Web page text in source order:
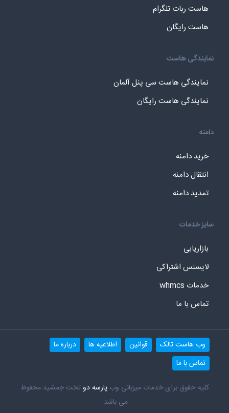
هاست ربات تلگرام
هاست رایگان
نمایندگی هاست
نمایندگی هاست سی پنل آلمان
نمایندگی هاست رایگان
دامنه
خرید دامنه
انتقال دامنه
تمدید دامنه
سایز خدمات
بازاریابی
لایسنس اشتراکی
خدمات whmcs
تماس با ما
وب هاست تالک قوانین اطلاعیه ها
درباره ما
تماس با ما
کلیه حقوق برای خدمات میزبانی وبپارسه دوتخت جمشید محفوظ
می باشد.